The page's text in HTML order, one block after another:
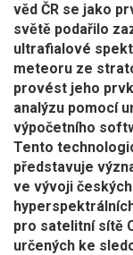
věd ČR se jako
světě podařilo
ultrafialové
meteoru ze
provést jeho
analýzu pomocí
výpočetního
Tento
představuje
ve vývoji českých
pro satelitní sítě
určených ke